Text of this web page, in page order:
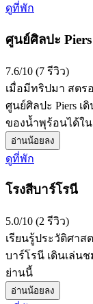
ดูที่พัก
ศูนย์ศิลปะ Piers
7.6/10 (7 รีวิว)
เมื่อมีทริปมา สตร
ศูนย์ศิลปะ Piers เ
ของน้ำพุร้อนได้ใ
อ่านน้อยลง
ดูที่พัก
โรงสีบาร์โรนี
5.0/10 (2 รีวิว)
เรียนรู้ประวัติศาส
บาร์โรนี เดินเล่น
ย่านนี้
อ่านน้อยลง